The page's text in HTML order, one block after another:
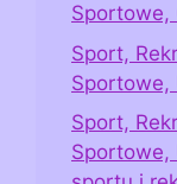
Sportowe,
Sport,
Sportowe,
Sport,
Sportowe,